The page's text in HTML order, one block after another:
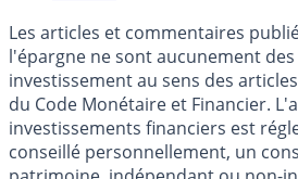
Cookies
Les articles et commentaires
l'épargne ne sont aucunement
investissement au sens des
du Code Monétaire et Financier.
investissements financiers est